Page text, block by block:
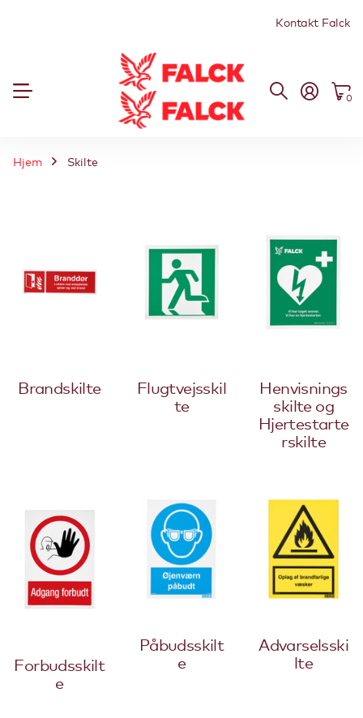
Kontakt Falck
0
Hjem Skilte
Brandskilte
Flugtvejsskil
te
Henvisnings
skilte og
Hjertestarte
rskilte
Forbudsskilt
e
Påbudsskilt
e
Advarselsski
lte